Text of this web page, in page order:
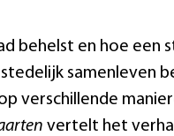
behelst en hoe een
stedelijk samenleven
verschillende
vertelt het